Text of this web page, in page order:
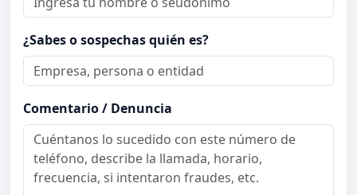
¿Sabes o sospechas quién es?
Comentario / Denuncia